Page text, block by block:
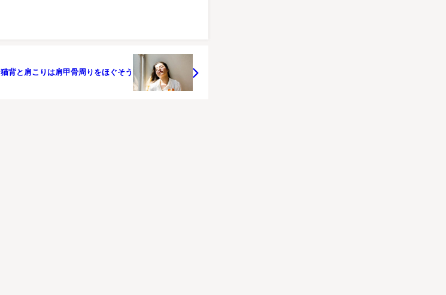
猫背と肩こりは肩甲骨周りをほぐそう